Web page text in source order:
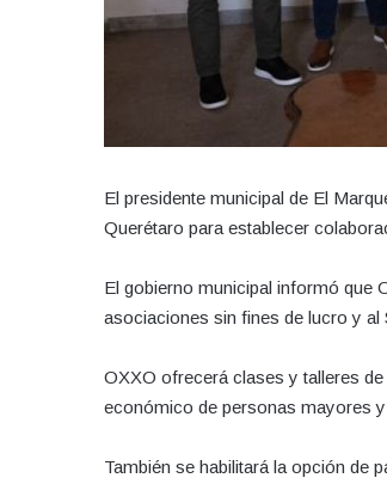
El presidente municipal de El
Querétaro para establecer
El gobierno municipal informó que
asociaciones sin fines de lucro y
OXXO ofrecerá clases y talleres
económico de personas mayores
También se habilitará la opción de